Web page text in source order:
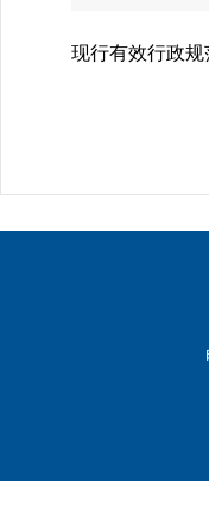
现行有效行政